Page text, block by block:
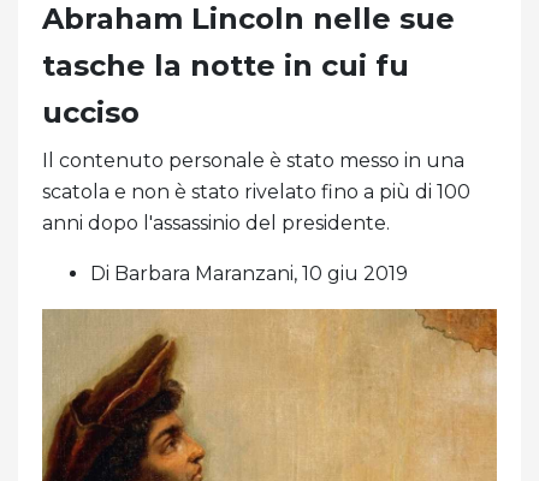
Abraham Lincoln nelle sue
tasche la notte in cui fu
ucciso
Il contenuto personale è stato messo in una
scatola e non è stato rivelato fino a più di 100
anni dopo l'assassinio del presidente.
Di Barbara Maranzani, 10 giu 2019